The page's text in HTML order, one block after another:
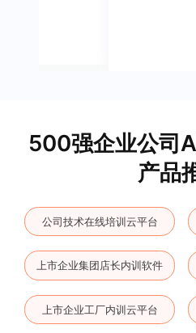
500强企业公司
产品
公司技术在线培训云平台
上市企业集团店长内训软件
上市企业工厂内训云平台